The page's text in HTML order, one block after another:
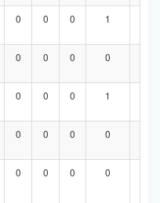
0 0 0 1
0 0 0 0
0 0 0 1
0 0 0 0
0 0 0 0